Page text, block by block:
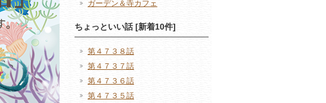
ガーデン＆寺カフェ
ちょっといい話 [新着10件]
第４７３８話
第４７３７話
第４７３６話
第４７３５話